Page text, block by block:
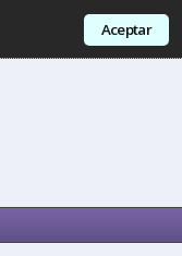
Aceptar